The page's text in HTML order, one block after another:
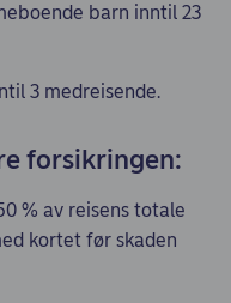
barn inntil 23
3 medreisende.
forsikringen:
% av reisens totale
kortet før skaden